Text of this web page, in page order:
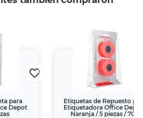
para
Depot
Etiquetas de Repuesto
Etiquetadora Office
Naranja / 5 piezas / 700